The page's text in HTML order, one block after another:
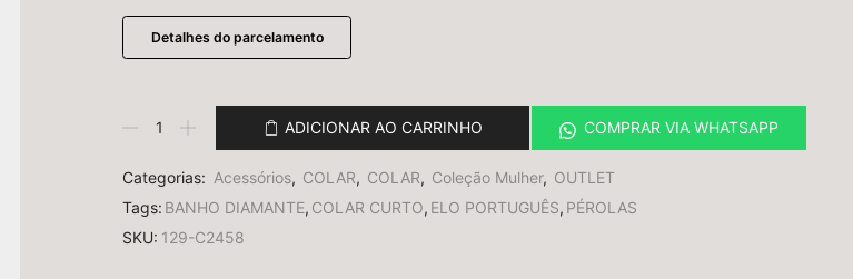
Detalhes do parcelamento
ADICIONAR AO CARRINHO COMPRAR VIA WHATSAPP
Categorias: Acessórios, COLAR, COLAR, Coleção Mulher, OUTLET
Tags: BANHO DIAMANTE, COLAR CURTO, ELO PORTUGUÊS, PÉROLAS
SKU: 129-C2458